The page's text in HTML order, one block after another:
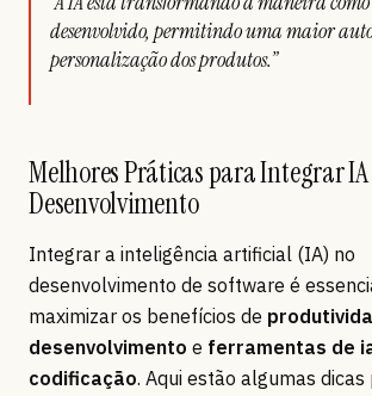
desenvolvido, permitindo uma maior
personalização dos produtos.”
Melhores Práticas para Integrar
Desenvolvimento
Integrar a inteligência artificial (IA) no
desenvolvimento de software é
maximizar os benefícios de
desenvolvimento e ferramentas de
codificação. Aqui estão algumas